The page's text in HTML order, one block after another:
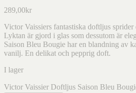
289,00kr
Victor Vaissiers fantastiska doftljus
Lyktan är gjord i glas som dessutom är
Saison Bleu Bougie har en blandning av
vanilj. En delikat och pepprig doft.
I lager
Victor Vaissier Doftljus Saison Bleu